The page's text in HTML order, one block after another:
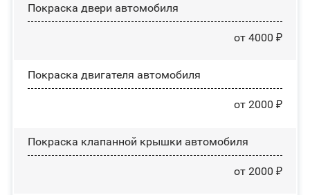
Покраска двери автомобиля
от 4000 ₽
Покраска двигателя автомобиля
от 2000 ₽
Покраска клапанной крышки автомобиля
от 2000 ₽